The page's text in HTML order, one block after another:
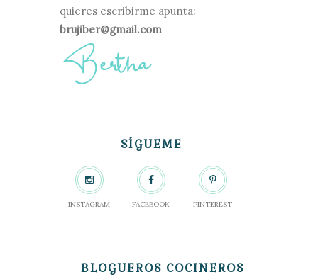
quieres escribirme apunta:
brujiber@gmail.com
SÍGUEME
INSTAGRAM FACEBOOK PINTEREST
BLOGUEROS COCINEROS